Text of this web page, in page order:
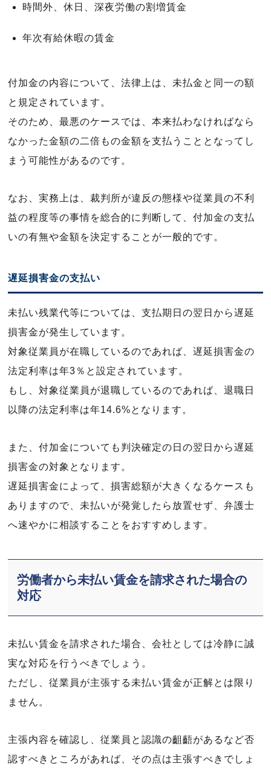
時間外、休日、深夜労働の割増賃金
年次有給休暇の賃金
付加金の内容について、法律上は、未払金と同一の額
と規定されています。
そのため、最悪のケースでは、本来払わなければなら
なかった金額の二倍もの金額を支払うこととなってし
まう可能性があるのです。
なお、実務上は、裁判所が違反の態様や従業員の不利
益の程度等の事情を総合的に判断して、付加金の支払
いの有無や金額を決定することが一般的です。
遅延損害金の支払い
未払い残業代等については、支払期日の翌日から遅延
損害金が発生しています。
対象従業員が在職しているのであれば、遅延損害金の
法定利率は年3％と設定されています。
もし、対象従業員が退職しているのであれば、退職日
以降の法定利率は年14.6%となります。
また、付加金についても判決確定の日の翌日から遅延
損害金の対象となります。
遅延損害金によって、損害総額が大きくなるケースも
ありますので、未払いが発覚したら放置せず、弁護士
へ速やかに相談することをおすすめします。
労働者から未払い賃金を請求された場合の
対応
未払い賃金を請求された場合、会社としては冷静に誠
実な対応を行うべきでしょう。
ただし、従業員が主張する未払い賃金が正解とは限り
ません。
主張内容を確認し、従業員と認識の齟齬があるなど否
認すべきところがあれば、その点は主張すべきでしょ